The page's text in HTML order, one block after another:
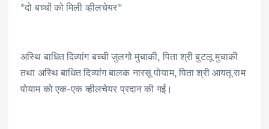
*दो बच्चों को मिली व्हीलचेयर*
अस्थि बाधित दिव्यांग बच्ची जुलगो मुचाकी, पिता श्री बुटलू मुचाकी
तथा अस्थि बाधित दिव्यांग बालक नारसू पोयाम, पिता श्री आयतू राम
पोयाम को एक-एक व्हीलचेयर प्रदान की गई।